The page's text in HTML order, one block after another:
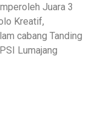
Juara 3
Kreatif,
cabang Tanding
Lumajang